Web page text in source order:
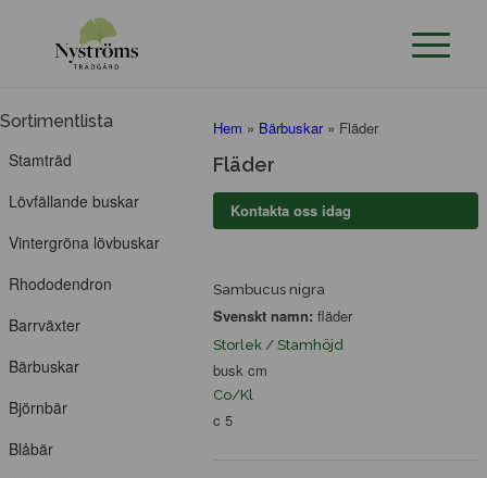
Sortimentlista
Stamträd
Lövfällande buskar
Vintergröna lövbuskar
Rhododendron
Barrväxter
Bärbuskar
Björnbär
Blåbär
Hem » Bärbuskar» Fläder
Fläder
Kontakta oss idag
Sambucus nigra
Svenskt namn: fläder
Storlek / Stamhöjd
busk cm
Co/Kl
c 5